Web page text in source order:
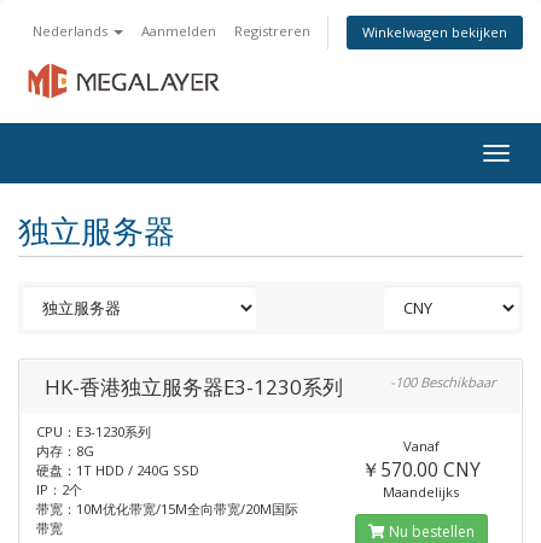
Nederlands Aanmelden Registreren Winkelwagen bekijken
独立服务器
HK-香港独立服务器E3-1230系列 -100 Beschikbaar
CPU：E3-1230系列
内存：8G
硬盘：1T HDD / 240G SSD
IP：2个
带宽：10M优化带宽/15M全向带宽/20M国际
带宽
Vanaf
￥570.00 CNY
Maandelijks
Nu bestellen